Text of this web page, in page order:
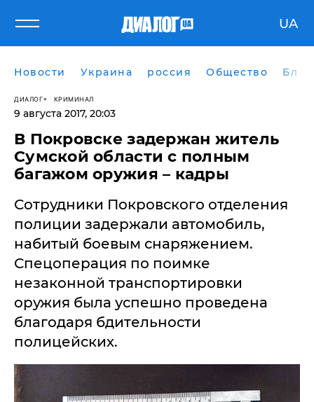
UA
Новости Украина россия Общество
ДИАЛОГ КРИМИНАЛ
9 августа 2017, 20:03
В Покровске задержан житель
Сумской области с полным
багажом оружия – кадры
Сотрудники Покровского отделения
полиции задержали автомобиль,
набитый боевым снаряжением.
Спецоперация по поимке
незаконной транспортировки
оружия была успешно проведена
благодаря бдительности
полицейских.